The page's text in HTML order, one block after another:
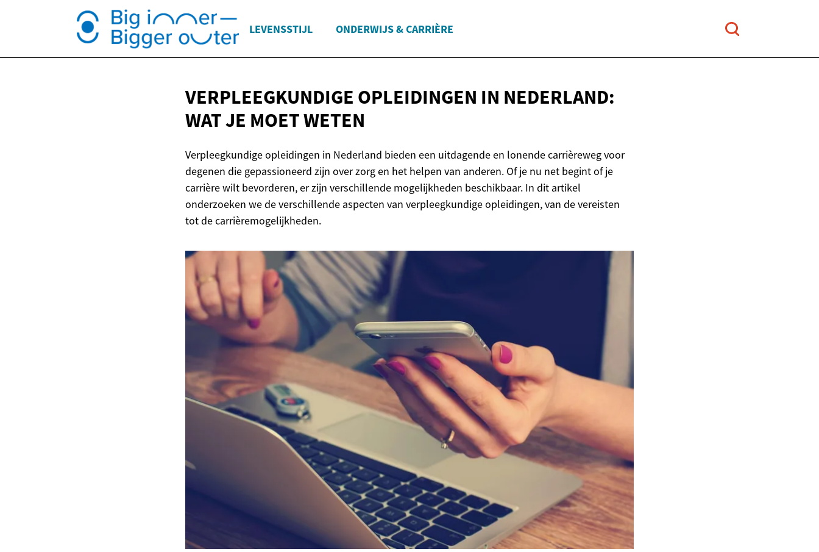
LEVENSSTIJL ONDERWIJS & CARRIÈRE
VERPLEEGKUNDIGE OPLEIDINGEN IN NEDERLAND:
WAT JE MOET WETEN
Verpleegkundige opleidingen in Nederland bieden een uitdagende en lonende carrièreweg voor
degenen die gepassioneerd zijn over zorg en het helpen van anderen. Of je nu net begint of je
carrière wilt bevorderen, er zijn verschillende mogelijkheden beschikbaar. In dit artikel
onderzoeken we de verschillende aspecten van verpleegkundige opleidingen, van de vereisten
tot de carrièremogelijkheden.